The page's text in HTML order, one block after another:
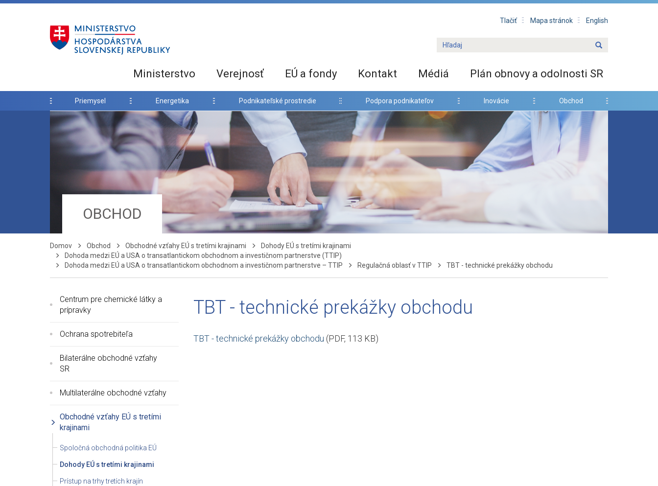
Tlačiť Mapa stránok English
Ministerstvo Verejnosť EÚ a fondy Kontakt Médiá Plán obnovy a odolnosti SR
Priemysel Energetika Podnikateľské prostredie Podpora podnikateľov Inovácie Obchod
OBCHOD
Domov Obchod Obchodné vzťahy EÚ s tretími krajinami
Dohody EÚ s tretími krajinami
Dohoda medzi EÚ a USA o transatlantickom obchodnom a investičnom partnerstve (TTIP)
Dohoda medzi EÚ a USA o transatlantickom obchodnom a investičnom partnerstve – TTIP
Regulačná oblasť v TTIP TBT - technické prekážky obchodu
Centrum pre chemické látky a
prípravky
Ochrana spotrebiteľa
Bilaterálne obchodné vzťahy
SR
Multilaterálne obchodné vzťahy
Obchodné vzťahy EÚ s tretími
krajinami
Spoločná obchodná politika EÚ
Dohody EÚ s tretími krajinami
Prístup na trhy tretích krajín
TBT - technické prekážky obchodu
TBT - technické prekážky obchodu (PDF, 113 KB)